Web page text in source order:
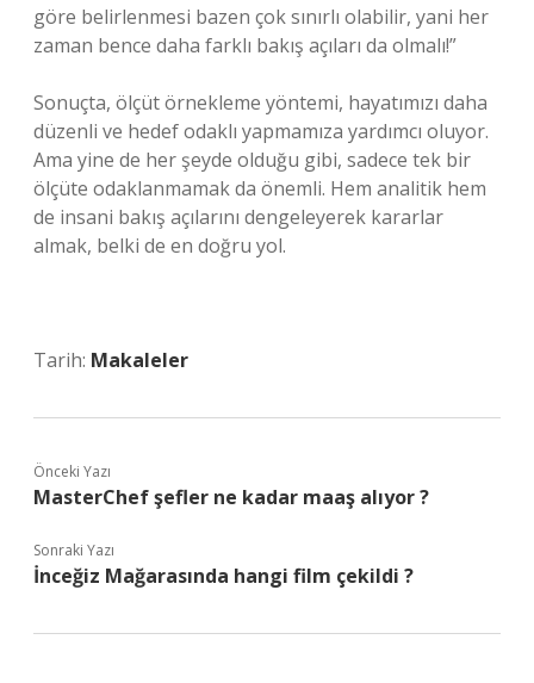
göre belirlenmesi bazen çok sınırlı olabilir, yani her
zaman bence daha farklı bakış açıları da olmalı!”
Sonuçta, ölçüt örnekleme yöntemi, hayatımızı daha
düzenli ve hedef odaklı yapmamıza yardımcı oluyor.
Ama yine de her şeyde olduğu gibi, sadece tek bir
ölçüte odaklanmamak da önemli. Hem analitik hem
de insani bakış açılarını dengeleyerek kararlar
almak, belki de en doğru yol.
Tarih: Makaleler
Önceki Yazı
MasterChef şefler ne kadar maaş alıyor ?
Sonraki Yazı
İnceğiz Mağarasında hangi film çekildi ?